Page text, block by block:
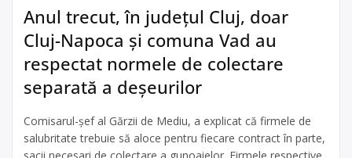
Anul trecut, în județul Cluj, doar
Cluj-Napoca și comuna Vad au
respectat normele de colectare
separată a deșeurilor
Comisarul-șef al Gărzii de Mediu, a explicat că firmele de
salubritate trebuie să aloce pentru fiecare contract în parte,